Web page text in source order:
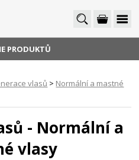
PRODUKTŮ
vlasů > Normální a mastné
- Normální a
vlasy